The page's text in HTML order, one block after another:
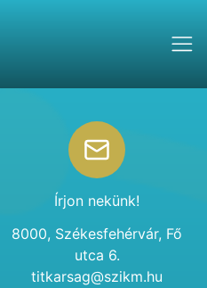
Írjon nekünk!
8000, Székesfehérvár, Fő
utca 6.
titkarsag@szikm.hu